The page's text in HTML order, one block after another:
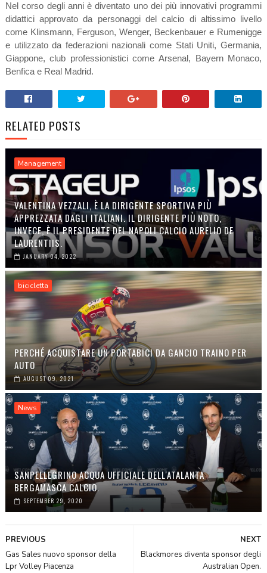
Nel corso degli anni è diventato uno dei più innovativi programmi
didattici approvato da personaggi del calcio di altissimo livello
come Klinsmann, Ferguson, Wenger, Beckenbauer e Rumenigge
e utilizzato da federazioni nazionali come Stati Uniti, Germania,
Giappone, club professionistici come Arsenal, Bayern Monaco,
Benfica e Real Madrid.
RELATED POSTS
Management
VALENTINA VEZZALI, È LA DIRIGENTE SPORTIVA PIÙ
APPREZZATA DAGLI ITALIANI. IL DIRIGENTE PIÙ NOTO,
INVECE, È IL PRESIDENTE DEL NAPOLI CALCIO AURELIO DE
LAURENTIIS.
JANUARY 04, 2022
bicicletta
PERCHÉ ACQUISTARE UN PORTABICI DA GANCIO TRAINO PER
AUTO
AUGUST 09, 2021
News
SANPELLEGRINO ACQUA UFFICIALE DELL'ATALANTA
BERGAMASCA CALCIO.
SEPTEMBER 29, 2020
NEXT
Blackmores diventa sponsor degli
Australian Open.
PREVIOUS
Gas Sales nuovo sponsor della
Lpr Volley Piacenza